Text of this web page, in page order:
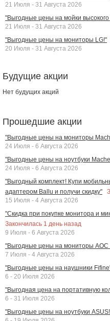
21 Июля - 31 Августа 2026
"Выгодные цены на мойки
21 Июля - 31 Августа 2026
"Выгодные цены на мониторы LG!"
20 Июля - 31 Августа 2026
Будущие акции
Нет будущих акций
Прошедшие акции
"Выгодные цены на мониторы
24 Июля - 6 Августа 2026
"Выгодные цены на ноутбуки
24 Июля - 6 Августа 2026
"Выгодный комплект! Купи
адаптером Ballu и получи скидку"
15 Июля - 4 Августа 2026
"Скидка при покупке монитора и
Закончилась 1 день назад
9 Июля - 6 Августа 2026
"Выгодные цены на мониторы AOC
7 Июля - 4 Августа 2026
"Выгодные цены на наушники
6 - 20 Июля 2026
"Выгодная цена на портативную
6 - 31 Июля 2026
"Выгодные цены на ноутбуки